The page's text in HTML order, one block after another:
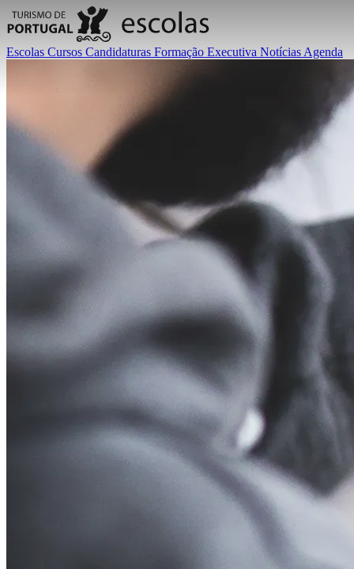
Escolas Cursos Candidaturas Formação Executiva Notícias Agenda